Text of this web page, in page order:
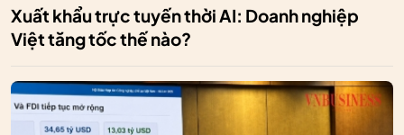
Xuất khẩu trực tuyến thời AI: Doanh nghiệp
Việt tăng tốc thế nào?